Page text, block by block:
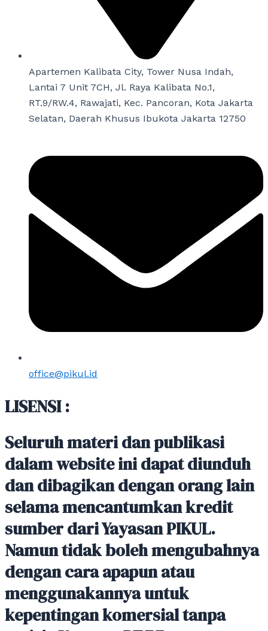
Apartemen Kalibata City, Tower Nusa Indah,
Lantai 7 Unit 7CH, Jl. Raya Kalibata No.1,
RT.9/RW.4, Rawajati, Kec. Pancoran, Kota Jakarta
Selatan, Daerah Khusus Ibukota Jakarta 12750
office@pikul.id
LISENSI :
Seluruh materi dan publikasi
dalam website ini dapat diunduh
dan dibagikan dengan orang lain
selama mencantumkan kredit
sumber dari Yayasan PIKUL.
Namun tidak boleh mengubahnya
dengan cara apapun atau
menggunakannya untuk
kepentingan komersial tanpa